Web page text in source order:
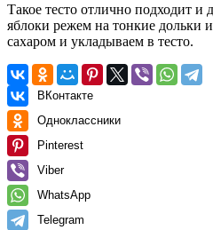
Такое тесто отлично подходит и
яблоки режем на тонкие дольки
сахаром и укладываем в тесто.
ВКонтакте
Одноклассники
Pinterest
Viber
WhatsApp
Telegram